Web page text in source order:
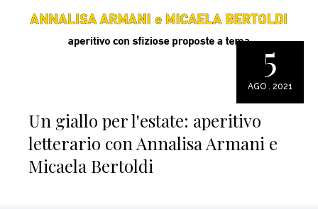
5
AGO . 2021
Un giallo per l'estate: aperitivo
letterario con Annalisa Armani e
Micaela Bertoldi